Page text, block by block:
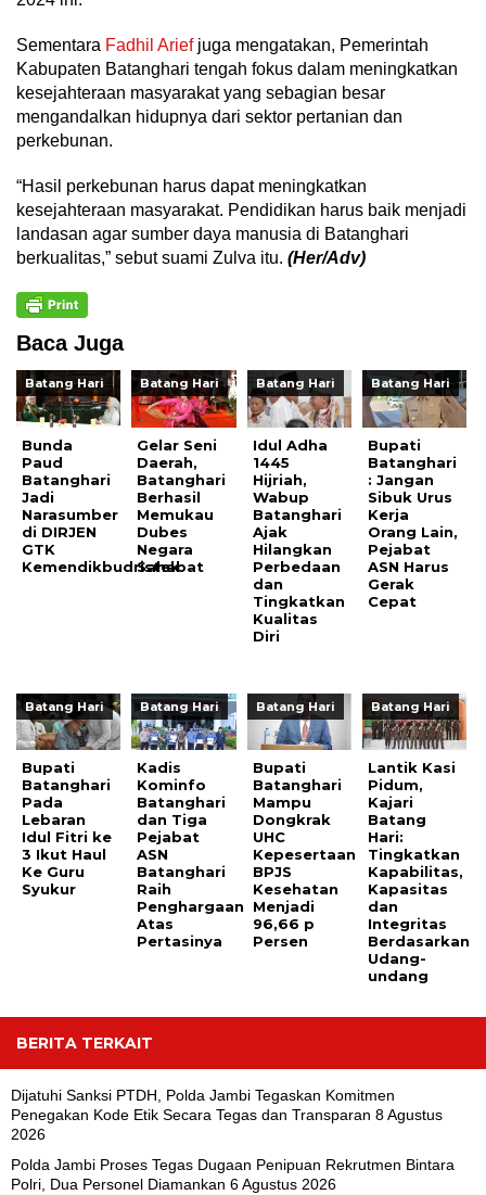
Sementara Fadhil Ariefjuga mengatakan, Pemerintah
Kabupaten Batanghari tengah fokus dalam meningkatkan
kesejahteraan masyarakat yang sebagian besar
mengandalkan hidupnya dari sektor pertanian dan
perkebunan.
“Hasil perkebunan harus dapat meningkatkan
kesejahteraan masyarakat. Pendidikan harus baik menjadi
landasan agar sumber daya manusia di Batanghari
berkualitas,” sebut suami Zulva itu. (Her/Adv)
Baca Juga
Batang Hari
Bunda
Paud
Batanghari
Jadi
Narasumber
di DIRJEN
GTK
Kemendikbudristek
Batang Hari
Gelar Seni
Daerah,
Batanghari
Berhasil
Memukau
Dubes
Negara
Sahabat
Batang Hari
Idul Adha
1445
Hijriah,
Wabup
Batanghari
Ajak
Hilangkan
Perbedaan
dan
Tingkatkan
Kualitas
Diri
Batang Hari
Bupati
Batanghari
: Jangan
Sibuk Urus
Kerja
Orang Lain,
Pejabat
ASN Harus
Gerak
Cepat
Batang Hari
Bupati
Batanghari
Pada
Lebaran
Idul Fitri ke
3 Ikut Haul
Ke Guru
Syukur
Batang Hari
Kadis
Kominfo
Batanghari
dan Tiga
Pejabat
ASN
Batanghari
Raih
Penghargaan
Atas
Pertasinya
Batang Hari
Bupati
Batanghari
Mampu
Dongkrak
UHC
Kepesertaan
BPJS
Kesehatan
Menjadi
96,66 p
Persen
Batang Hari
Lantik Kasi
Pidum,
Kajari
Batang
Hari:
Tingkatkan
Kapabilitas,
Kapasitas
dan
Integritas
Berdasarkan
Udang-
undang
BERITA TERKAIT
Dijatuhi Sanksi PTDH, Polda Jambi Tegaskan Komitmen
Penegakan Kode Etik Secara Tegas dan Transparan 8 Agustus
2026
Polda Jambi Proses Tegas Dugaan Penipuan Rekrutmen Bintara
Polri, Dua Personel Diamankan 6 Agustus 2026